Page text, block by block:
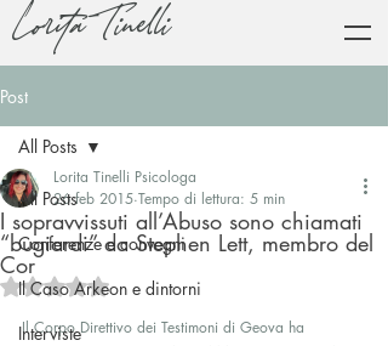
Lorita Tinelli
Post
All Posts
Conferenze e convegni
Il Caso Arkeon e dintorni
Interviste
All Posts
I sopravvissuti all’Abuso sono chiamati
“bugiardi” da Stephen Lett, membro del
Cor
Lorita Tinelli Psicologa
26 feb 2015 Tempo di lettura: 5 min
Valutazione NaN stelle su 5.
Il Corpo Direttivo dei Testimoni di Geova ha